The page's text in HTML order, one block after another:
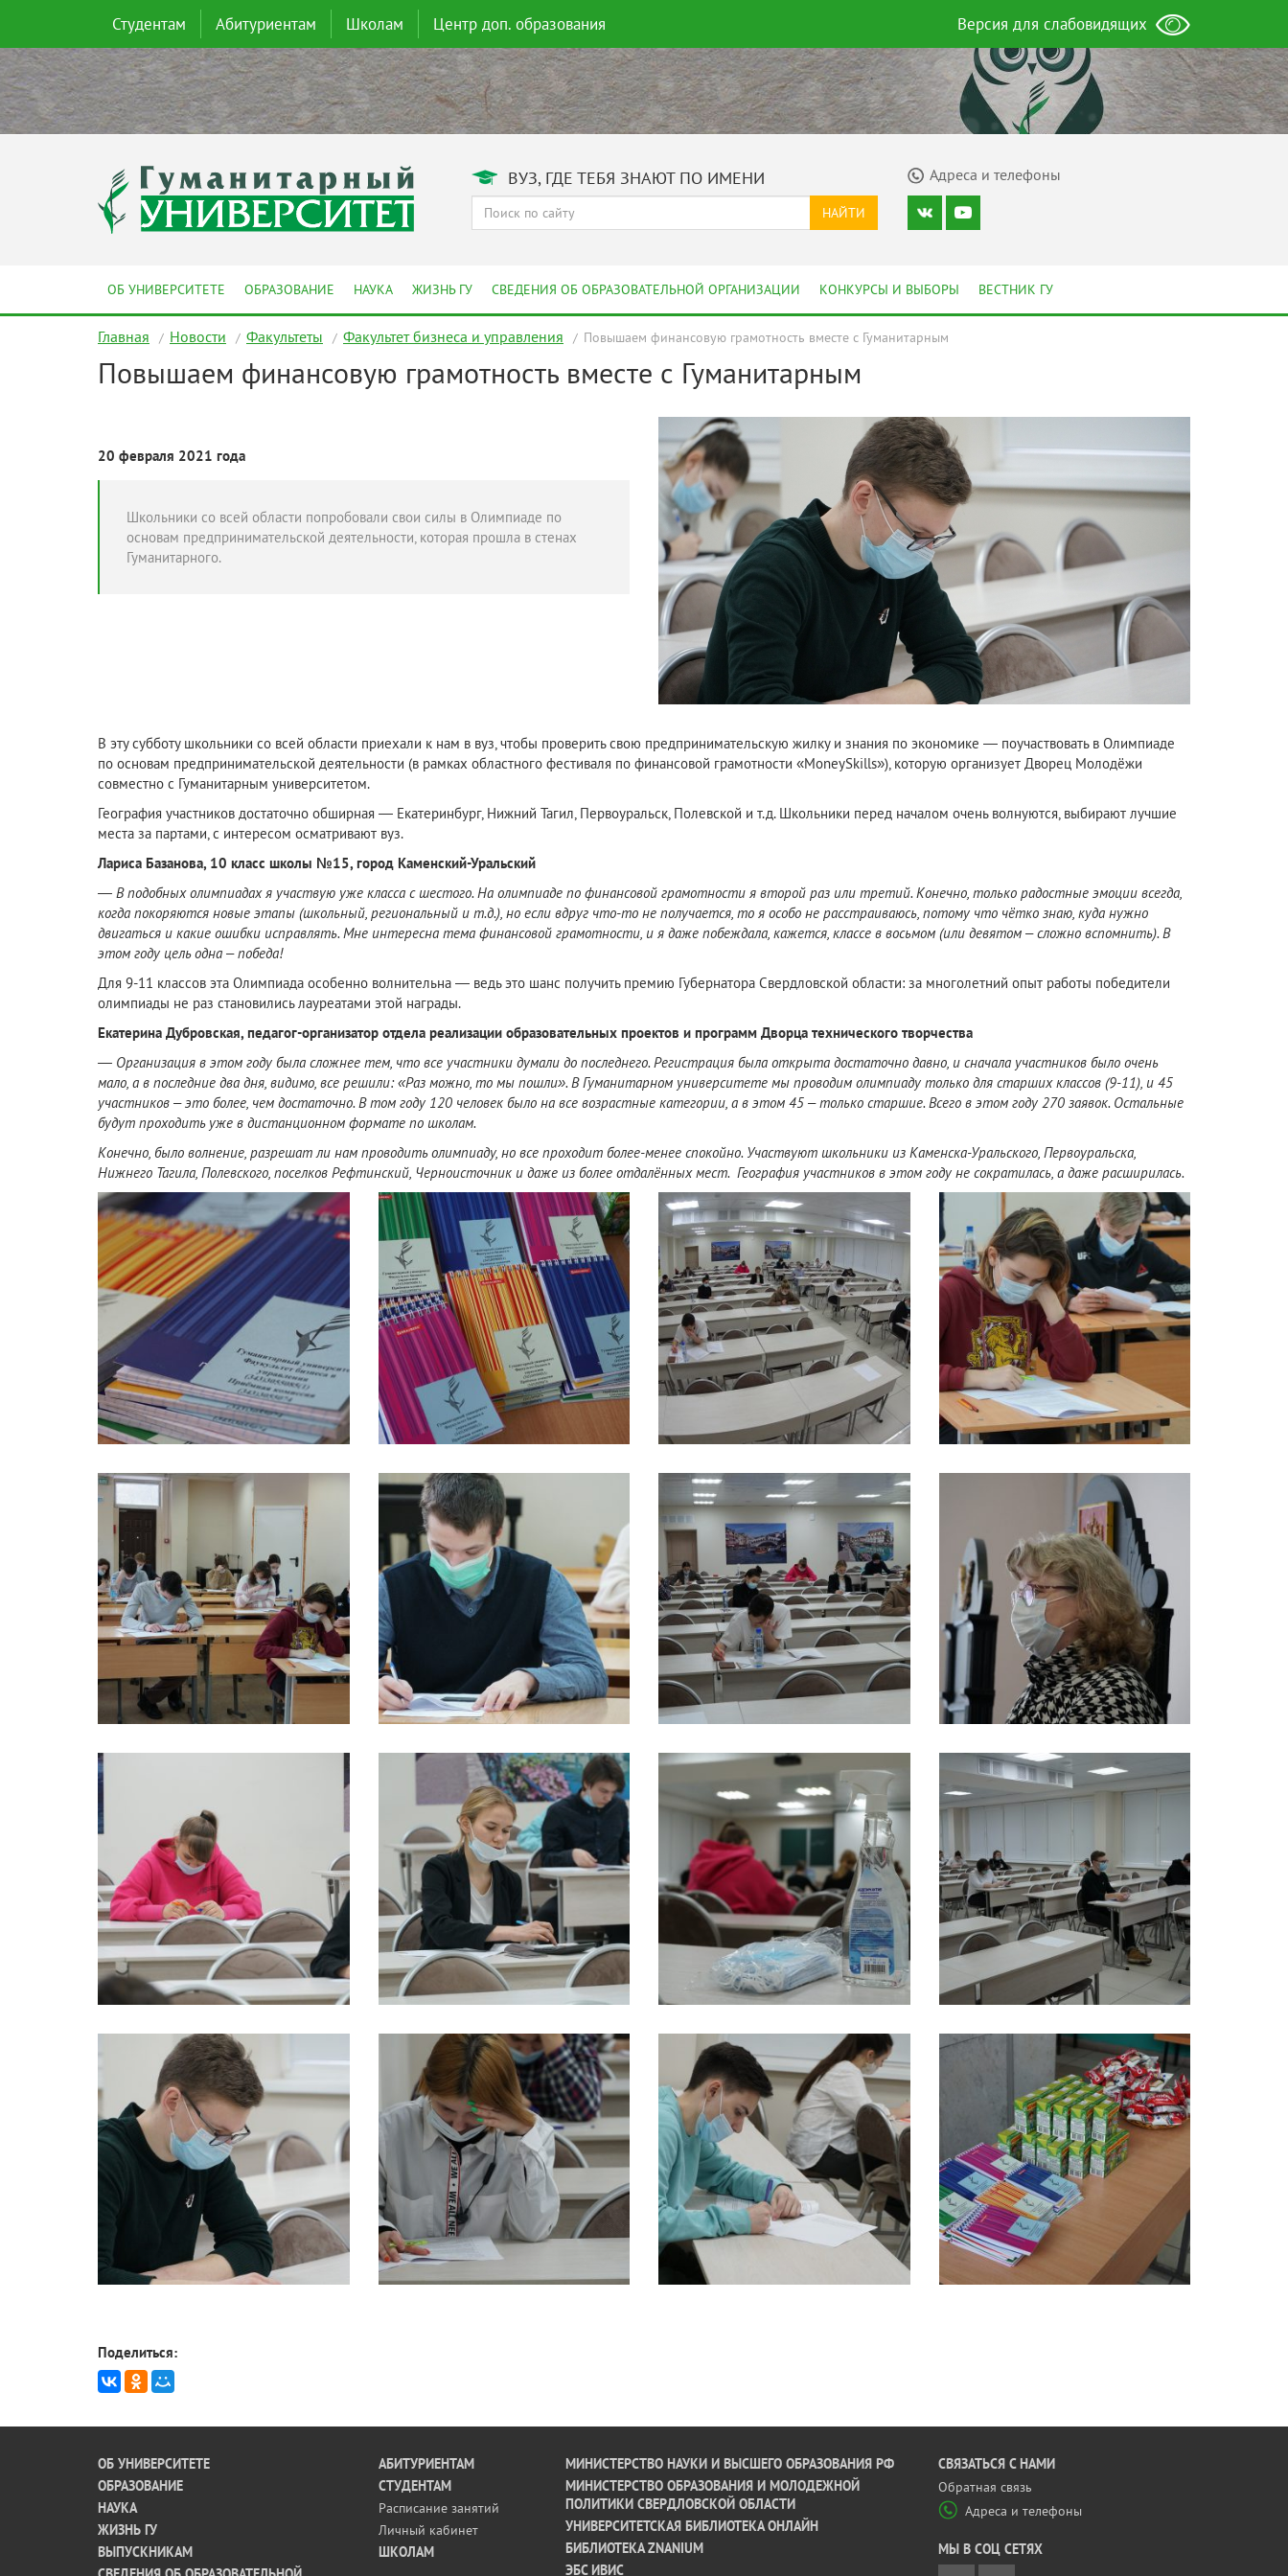
Студентам Абитуриентам Школам Центр доп. образования Версия для слабовидящих
ВУЗ, ГДЕ ТЕБЯ ЗНАЮТ ПО ИМЕНИ Адреса и телефоны
НАЙТИ
ОБ УНИВЕРСИТЕТЕ ОБРАЗОВАНИЕ НАУКА ЖИЗНЬ ГУ СВЕДЕНИЯ ОБ ОБРАЗОВАТЕЛЬНОЙ ОРГАНИЗАЦИИ КОНКУРСЫ И ВЫБОРЫ ВЕСТНИК ГУ
Главная Новости Факультеты Факультет бизнеса и управления Повышаем финансовую грамотность вместе с Гуманитарным
Повышаем финансовую грамотность вместе с Гуманитарным
20 февраля 2021 года
Школьники со всей области попробовали свои силы в Олимпиаде по
основам предпринимательской деятельности, которая прошла в стенах
Гуманитарного.
В эту субботу школьники со всей области приехали к нам в вуз, чтобы проверить свою предпринимательскую жилку и знания по экономике — поучаствовать в Олимпиаде
по основам предпринимательской деятельности (в рамках областного фестиваля по финансовой грамотности «MoneySkills»), которую организует Дворец Молодёжи
совместно с Гуманитарным университетом.
География участников достаточно обширная — Екатеринбург, Нижний Тагил, Первоуральск, Полевской и т.д. Школьники перед началом очень волнуются, выбирают лучшие
места за партами, с интересом осматривают вуз.
Лариса Базанова, 10 класс школы №15, город Каменский-Уральский
— В подобных олимпиадах я участвую уже класса с шестого. На олимпиаде по финансовой грамотности я второй раз или третий. Конечно, только радостные эмоции всегда,
когда покоряются новые этапы (школьный, региональный и т.д.), но если вдруг что-то не получается, то я особо не расстраиваюсь, потому что чётко знаю, куда нужно
двигаться и какие ошибки исправлять. Мне интересна тема финансовой грамотности, и я даже побеждала, кажется, классе в восьмом (или девятом – сложно вспомнить). В
этом году цель одна – победа!
Для 9-11 классов эта Олимпиада особенно волнительна — ведь это шанс получить премию Губернатора Свердловской области: за многолетний опыт работы победители
олимпиады не раз становились лауреатами этой награды.
Екатерина Дубровская, педагог-организатор отдела реализации образовательных проектов и программ Дворца технического творчества
— Организация в этом году была сложнее тем, что все участники думали до последнего. Регистрация была открыта достаточно давно, и сначала участников было очень
мало, а в последние два дня, видимо, все решили: «Раз можно, то мы пошли». В Гуманитарном университете мы проводим олимпиаду только для старших классов (9-11), и 45
участников – это более, чем достаточно. В том году 120 человек было на все возрастные категории, а в этом 45 – только старшие. Всего в этом году 270 заявок. Остальные
будут проходить уже в дистанционном формате по школам.
Конечно, было волнение, разрешат ли нам проводить олимпиаду, но все проходит более-менее спокойно. Участвуют школьники из Каменска-Уральского, Первоуральска,
Нижнего Тагила, Полевского, поселков Рефтинский, Черноисточник и даже из более отдалённых мест. География участников в этом году не сократилась, а даже расширилась.
Поделиться:
ОБ УНИВЕРСИТЕТЕ
ОБРАЗОВАНИЕ
НАУКА
ЖИЗНЬ ГУ
ВЫПУСКНИКАМ
АБИТУРИЕНТАМ
СТУДЕНТАМ
Расписание занятий
Личный кабинет
ШКОЛАМ
МИНИСТЕРСТВО НАУКИ И ВЫСШЕГО ОБРАЗОВАНИЯ РФ
МИНИСТЕРСТВО ОБРАЗОВАНИЯ И МОЛОДЕЖНОЙ
ПОЛИТИКИ СВЕРДЛОВСКОЙ ОБЛАСТИ
УНИВЕРСИТЕТСКАЯ БИБЛИОТЕКА ОНЛАЙН
БИБЛИОТЕКА ZNANIUM
ЭБС ИВИС
CВЯЗАТЬСЯ С НАМИ
Обратная связь
Адреса и телефоны
МЫ В СОЦ СЕТЯХ